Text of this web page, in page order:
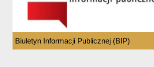
Biuletyn Informacji Publicznej (BIP)